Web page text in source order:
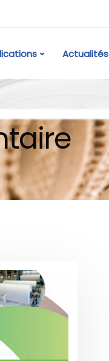
Actualités